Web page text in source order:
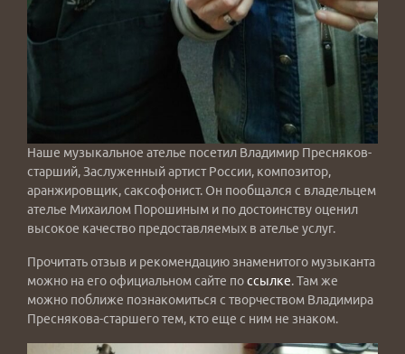
Наше музыкальное ателье посетил Владимир Пресняков-
старший, Заслуженный артист России, композитор,
аранжировщик, саксофонист. Он пообщался с владельцем
ателье Михаилом Порошиным и по достоинству оценил
высокое качество предоставляемых в ателье услуг.
Прочитать отзыв и рекомендацию знаменитого музыканта
можно на его официальном сайте поссылке. Там же
можно поближе познакомиться с творчеством Владимира
Преснякова-старшего тем, кто еще с ним не знаком.